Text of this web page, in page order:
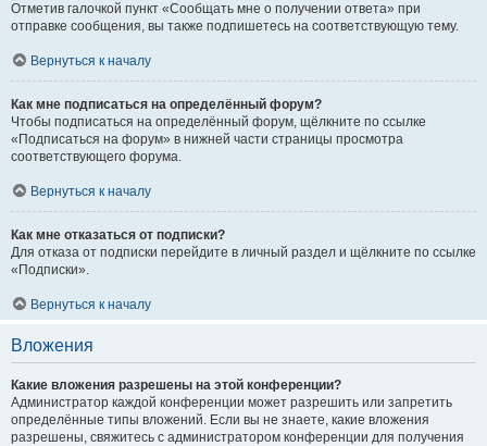
Отметив галочкой пункт «Сообщать мне о получении ответа» при
отправке сообщения, вы также подпишетесь на соответствующую тему.
Вернуться к началу
Как мне подписаться на определённый форум?
Чтобы подписаться на определённый форум, щёлкните по ссылке
«Подписаться на форум» в нижней части страницы просмотра
соответствующего форума.
Вернуться к началу
Как мне отказаться от подписки?
Для отказа от подписки перейдите в личный раздел и щёлкните по ссылке
«Подписки».
Вернуться к началу
Вложения
Какие вложения разрешены на этой конференции?
Администратор каждой конференции может разрешить или запретить
определённые типы вложений. Если вы не знаете, какие вложения
разрешены, свяжитесь с администратором конференции для получения